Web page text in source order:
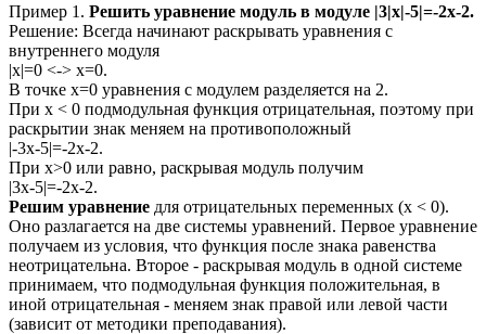
Пример 1. Решить уравнение модуль в модуле |3|x|-5|=-2x-2.
Решение: Всегда начинают раскрывать уравнения с
внутреннего модуля
|x|=0 <-> x=0.
В точке x=0 уравнения с модулем разделяется на 2.
При x < 0 подмодульная функция отрицательная, поэтому при
раскрытии знак меняем на противоположный
|-3x-5|=-2x-2.
При x>0 или равно, раскрывая модуль получим
|3x-5|=-2x-2.
Решим уравнение для отрицательных переменных (x < 0).
Оно разлагается на две системы уравнений. Первое уравнение
получаем из условия, что функция после знака равенства
неотрицательна. Второе - раскрывая модуль в одной системе
принимаем, что подмодульная функция положительная, в
иной отрицательная - меняем знак правой или левой части
(зависит от методики преподавания).